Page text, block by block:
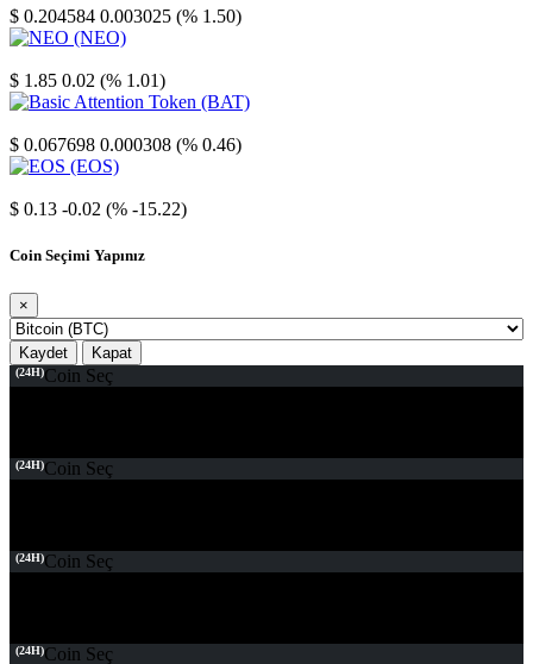
$ 0.204584 0.003025 (% 1.50)
$ 1.85 0.02 (% 1.01)
$ 0.067698 0.000308 (% 0.46)
$ 0.13 -0.02 (% -15.22)
Coin Seçimi Yapınız
×
Kaydet Kapat
(24H)Coin Seç
(24H)Coin Seç
(24H)Coin Seç
(24H)Coin Seç